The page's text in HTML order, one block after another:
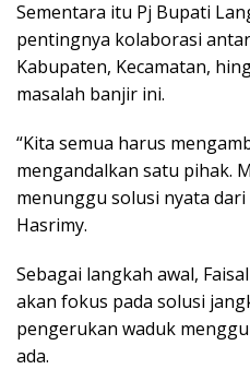
Sementara itu Pj Bupati
pentingnya kolaborasi
Kabupaten, Kecamatan,
masalah banjir ini.
“Kita semua harus
mengandalkan satu pihak.
menunggu solusi nyata dari
Hasrimy.
Sebagai langkah awal,
akan fokus pada solusi
pengerukan waduk
ada.